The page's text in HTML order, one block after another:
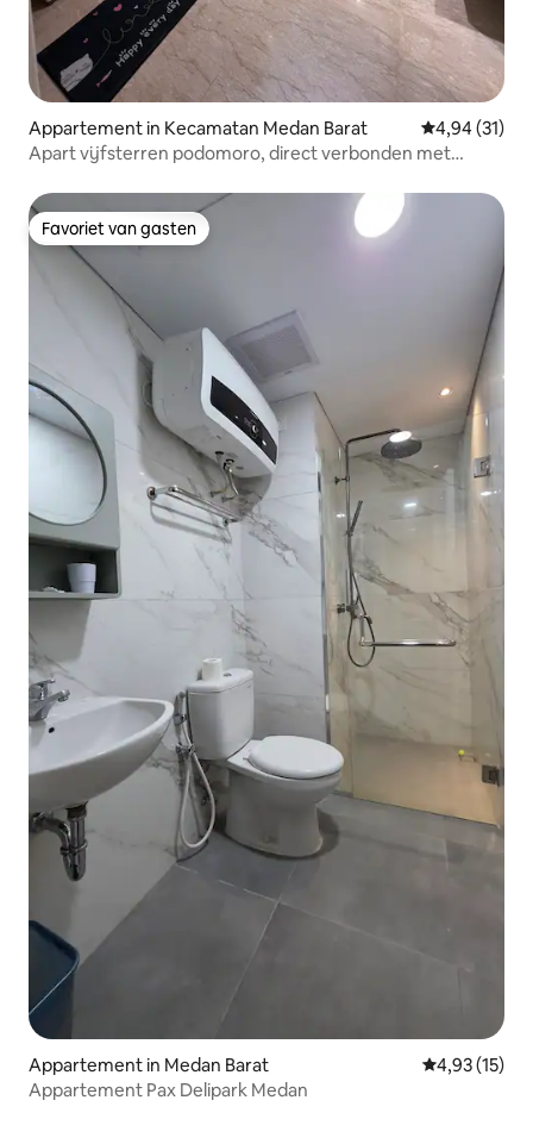
Appartement in Kecamatan Medan Barat Gemiddelde
4,94 (31)
Apart vijfsterren podomoro, direct verbonden met
Favoriet van gasten
Favoriet van gasten
Appartement in Medan Barat Gemiddelde
4,93 (15)
Appartement Pax Delipark Medan